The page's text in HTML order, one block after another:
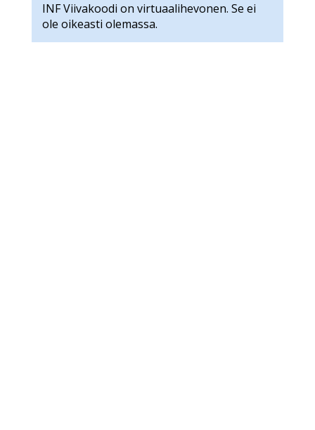
INF Viivakoodi on virtuaalihevonen. Se ei
ole oikeasti olemassa.